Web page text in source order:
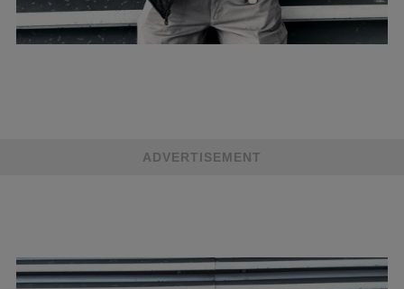
ADVERTISEMENT